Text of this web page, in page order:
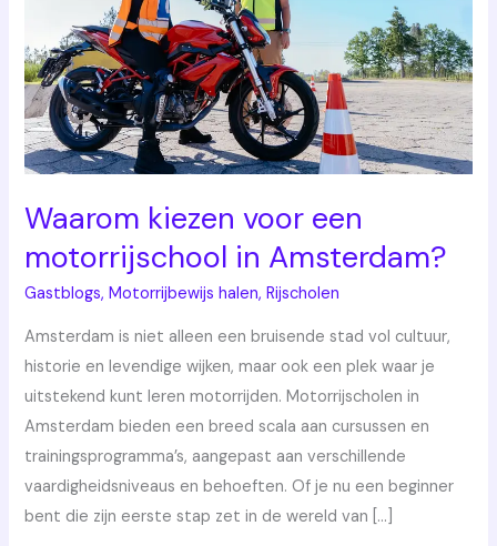
Waarom kiezen voor een
motorrijschool in Amsterdam?
Gastblogs,Motorrijbewijs halen,Rijscholen
Amsterdam is niet alleen een bruisende stad vol cultuur,
historie en levendige wijken, maar ook een plek waar je
uitstekend kunt leren motorrijden. Motorrijscholen in
Amsterdam bieden een breed scala aan cursussen en
trainingsprogramma’s, aangepast aan verschillende
vaardigheidsniveaus en behoeften. Of je nu een beginner
bent die zijn eerste stap zet in de wereld van […]
motorrijschool
Amsterdam?